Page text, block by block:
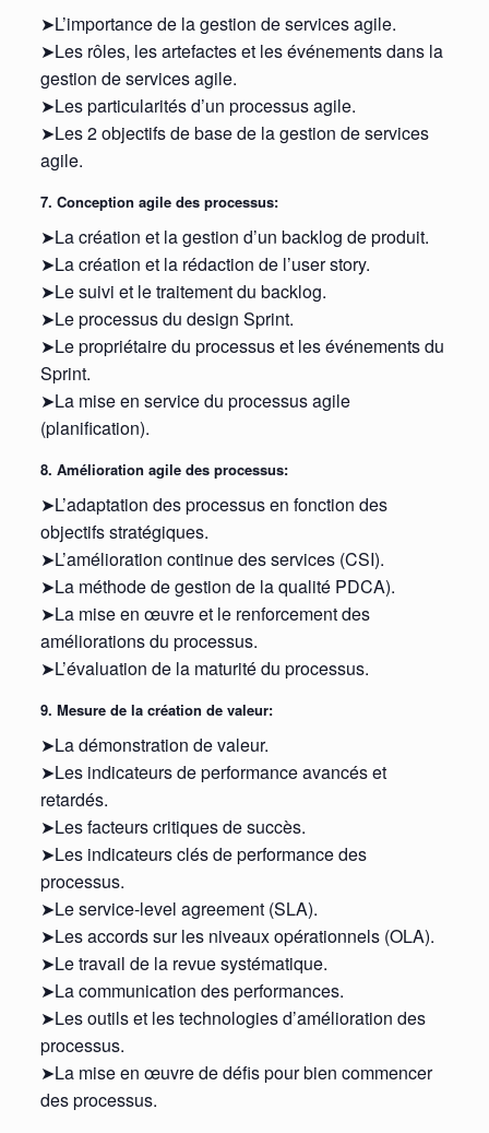
➤L’importance de la gestion de services agile.
➤Les rôles, les artefactes et les événements dans la
gestion de services agile.
➤Les particularités d’un processus agile.
➤Les 2 objectifs de base de la gestion de services
agile.
7. Conception agile des processus:
➤La création et la gestion d’un backlog de produit.
➤La création et la rédaction de l’user story.
➤Le suivi et le traitement du backlog.
➤Le processus du design Sprint.
➤Le propriétaire du processus et les événements du
Sprint.
➤La mise en service du processus agile
(planification).
8. Amélioration agile des processus:
➤L’adaptation des processus en fonction des
objectifs stratégiques.
➤L’amélioration continue des services (CSI).
➤La méthode de gestion de la qualité PDCA).
➤La mise en œuvre et le renforcement des
améliorations du processus.
➤L’évaluation de la maturité du processus.
9. Mesure de la création de valeur:
➤La démonstration de valeur.
➤Les indicateurs de performance avancés et
retardés.
➤Les facteurs critiques de succès.
➤Les indicateurs clés de performance des
processus.
➤Le service-level agreement (SLA).
➤Les accords sur les niveaux opérationnels (OLA).
➤Le travail de la revue systématique.
➤La communication des performances.
➤Les outils et les technologies d’amélioration des
processus.
➤La mise en œuvre de défis pour bien commencer
des processus.